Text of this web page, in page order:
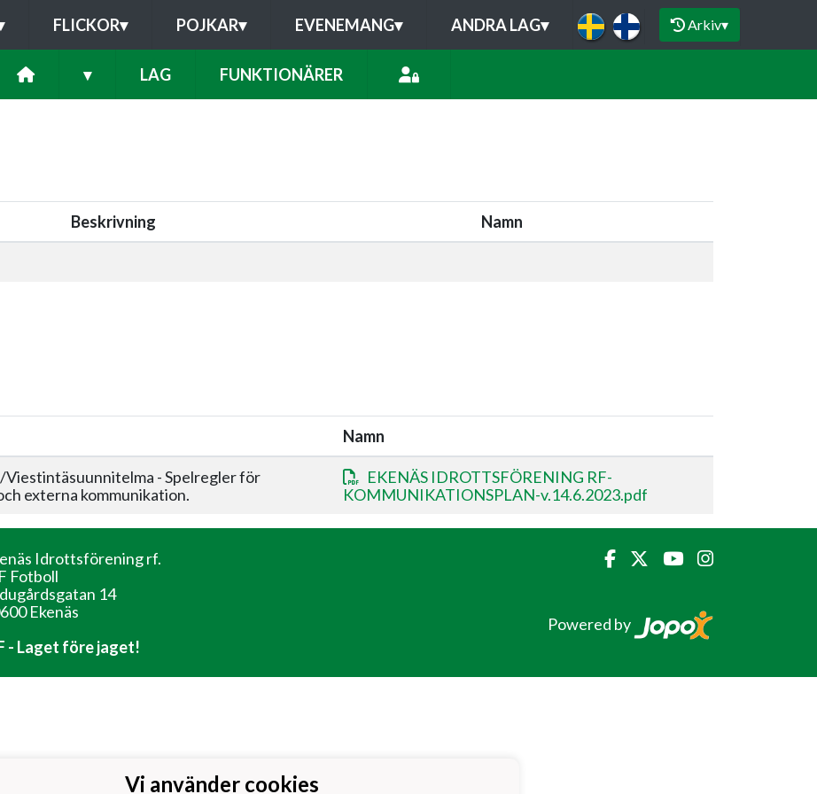
FLICKOR▾ POJKAR▾ EVENEMANG▾ ANDRA LAG▾ Arkiv▾
▾ LAG FUNKTIONÄRER
Beskrivning Namn
Namn
Viestintäsuunnitelma - Spelregler för
externa kommunikation.
EKENÄS IDROTTSFÖRENING RF-
KOMMUNIKATIONSPLAN-v.14.6.2023.pdf
Idrottsförening rf.
Fotboll
14
Ekenäs
- Laget före jaget!
Powered by
Vi använder cookies